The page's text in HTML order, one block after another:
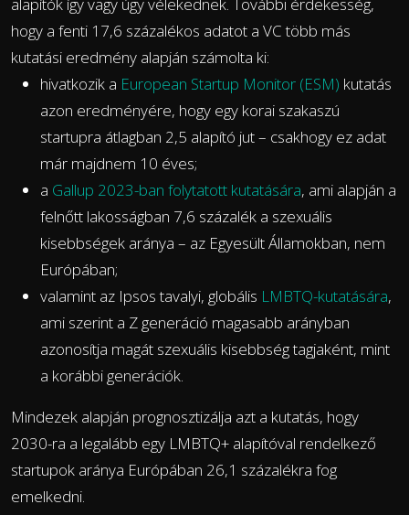
alapítók így vagy úgy vélekednek. További érdekesség,
hogy a fenti 17,6 százalékos adatot a VC több más
kutatási eredmény alapján számolta ki:
hivatkozik a European Startup Monitor (ESM) kutatás
azon eredményére, hogy egy korai szakaszú
startupra átlagban 2,5 alapító jut – csakhogy ez adat
már majdnem 10 éves;
a Gallup 2023-ban folytatott kutatására, ami alapján a
felnőtt lakosságban 7,6 százalék a szexuális
kisebbségek aránya – az Egyesült Államokban, nem
Európában;
valamint az Ipsos tavalyi, globális LMBTQ-kutatására,
ami szerint a Z generáció magasabb arányban
azonosítja magát szexuális kisebbség tagjaként, mint
a korábbi generációk.
Mindezek alapján prognosztizálja azt a kutatás, hogy
2030-ra a legalább egy LMBTQ+ alapítóval rendelkező
startupok aránya Európában 26,1 százalékra fog
emelkedni.